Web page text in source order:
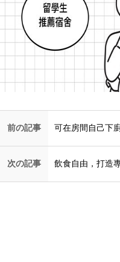
前の記事 可在房間自己下廚
次の記事 飲食自由，打造專屬